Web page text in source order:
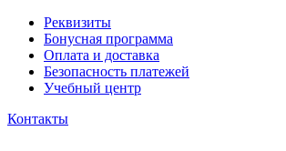
Реквизиты
Бонусная программа
Оплата и доставка
Безопасность платежей
Учебный центр
Контакты